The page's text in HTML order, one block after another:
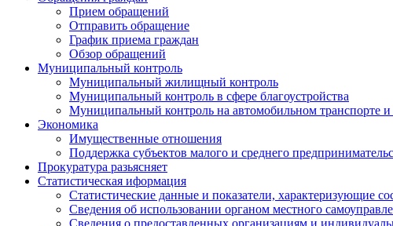
Прием обращений
Отправить обращение
График приема граждан
Обзор обращений
Муниципальный контроль
Муниципальный жилищный контроль
Муниципальный контроль в сфере благоустройства
Муниципальный контроль на автомобильном транспорте и
Экономика
Имущественные отношения
Поддержка субъектов малого и среднего
Прокуратура разьясняет
Статистическая иформация
Статистические данные и показатели, характеризующие
Сведения об использовании органом местного
Сведения о предоставленных организациям и